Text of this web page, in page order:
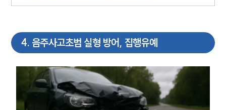
4. 음주사고초범 실형 방어, 집행유예